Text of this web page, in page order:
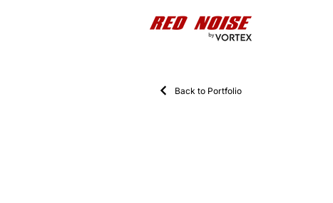
Back to Portfolio